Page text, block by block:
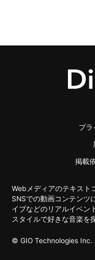
プラ
掲載
Webメディアのテキスト
SNSでの動画コンテンツ
イブなどのリアルイベン
スタイルで好きな音楽を
© GIO Technologies Inc.